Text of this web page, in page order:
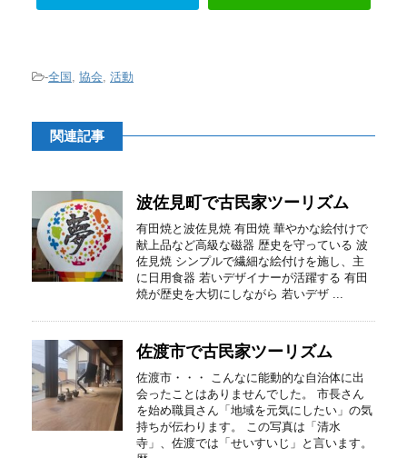
-全国 , 協会, 活動
関連記事
波佐見町で古民家ツーリズム
有田焼と波佐見焼 有田焼 華やかな絵付けで
献上品など高級な磁器 歴史を守っている 波
佐見焼 シンプルで繊細な絵付けを施し、主
に日用食器 若いデザイナーが活躍する 有田
焼が歴史を大切にしながら 若いデザ ...
佐渡市で古民家ツーリズム
佐渡市・・・ こんなに能動的な自治体に出
会ったことはありませんでした。 市長さん
を始め職員さん「地域を元気にしたい」の気
持ちが伝わります。 この写真は「清水
寺」、佐渡では「せいすいじ」と言います。